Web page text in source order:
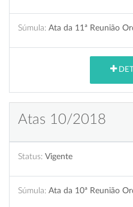
Súmula: Ata da 11ª Reunião
Atas 10/2018
Status: Vigente
Súmula: Ata da 10ª Reunião